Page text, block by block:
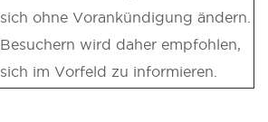
sich ohne Vorankündigung ändern.
Besuchern wird daher empfohlen,
sich im Vorfeld zu informieren.